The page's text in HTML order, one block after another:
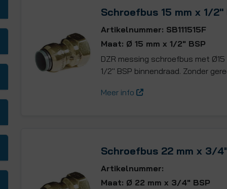
Schroefbus 15 mm x 1/2"
Artikelnummer: SB111515F
Maat: Ø 15 mm x 1/2" BSP
DZR messing schroefbus met
1/2" BSP binnendraad. Zonder
Meer info
Schroefbus 22 mm x 3/
Artikelnummer:
Maat: Ø 22 mm x 3/4" BSP